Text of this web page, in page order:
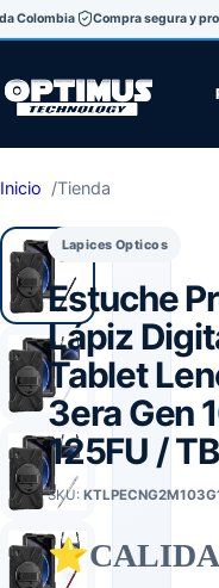
Colombia Compra segura y
Inicio Tienda
Lapices Opticos
Estuche
Lápiz
Tablet
3era Gen
125FU /
SKU: